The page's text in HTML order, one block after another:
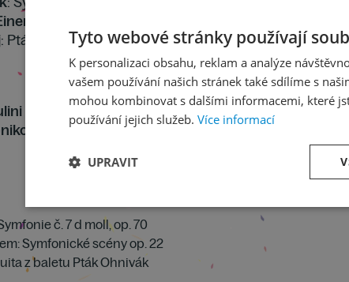
: Pták Ohnivák, hudba k baletu
č. 7 d moll, op. 70
Symfonické scény op. 22
z baletu Pták Ohnivák
Tyto webové stránky používají
K personalizaci obsahu, reklam a analýze
vašem používání našich stránek také sdílíme s
mohou kombinovat s dalšími informacemi, které
používání jejich služeb. Více informací
UPRAVIT